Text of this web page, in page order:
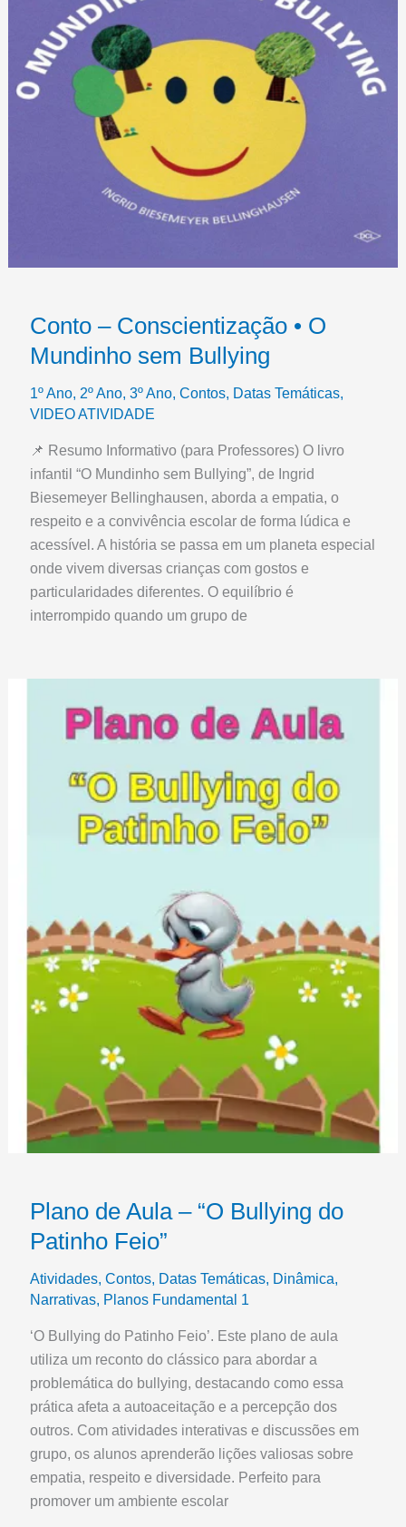
Conto – Conscientização • O
Mundinho sem Bullying
1º Ano, 2º Ano, 3º Ano, Contos, Datas Temáticas,
VIDEO ATIVIDADE
📌 Resumo Informativo (para Professores) O livro
infantil “O Mundinho sem Bullying”, de Ingrid
Biesemeyer Bellinghausen, aborda a empatia, o
respeito e a convivência escolar de forma lúdica e
acessível. A história se passa em um planeta especial
onde vivem diversas crianças com gostos e
particularidades diferentes. O equilíbrio é
interrompido quando um grupo de
Plano de Aula – “O Bullying do
Patinho Feio”
Atividades, Contos, Datas Temáticas, Dinâmica,
Narrativas, Planos Fundamental 1
‘O Bullying do Patinho Feio’. Este plano de aula
utiliza um reconto do clássico para abordar a
problemática do bullying, destacando como essa
prática afeta a autoaceitação e a percepção dos
outros. Com atividades interativas e discussões em
grupo, os alunos aprenderão lições valiosas sobre
empatia, respeito e diversidade. Perfeito para
promover um ambiente escolar